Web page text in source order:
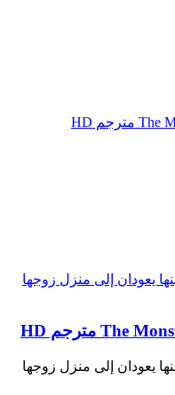
وابنها يعودان إلى منزل زوجها
وابنها يعودان إلى منزل زوجها